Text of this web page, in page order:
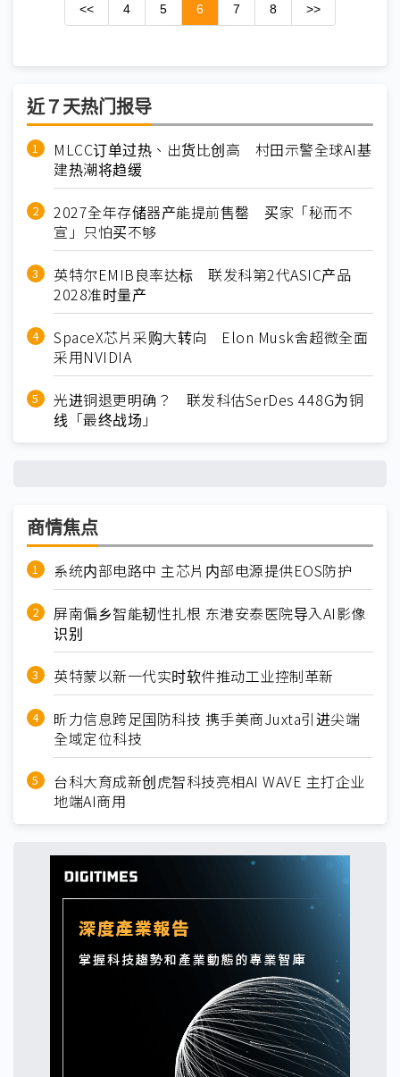
<< 4 5 6 7 8 >>
近７天热门报导
MLCC订单过热、出货比创高 村田示警全球AI基
建热潮将趋缓
2027全年存储器产能提前售罄 买家「秘而不
宣」只怕买不够
英特尔EMIB良率达标 联发科第2代ASIC产品
2028准时量产
SpaceX芯片采购大转向 Elon Musk舍超微全面
采用NVIDIA
光进铜退更明确？ 联发科估SerDes 448G为铜
线「最终战场」
商情焦点
系统内部电路中 主芯片内部电源提供EOS防护
屏南偏乡智能韧性扎根 东港安泰医院导入AI影像
识别
英特蒙以新一代实时软件推动工业控制革新
昕力信息跨足国防科技 携手美商Juxta引进尖端
全域定位科技
台科大育成新创虎智科技亮相AI WAVE 主打企业
地端AI商用